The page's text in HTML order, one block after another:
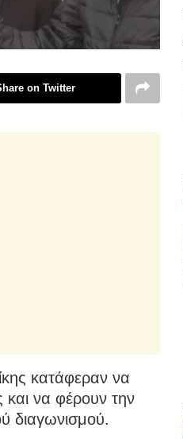
on Twitter
κατάφεραν να
να φέρουν την
διαγωνισμού.